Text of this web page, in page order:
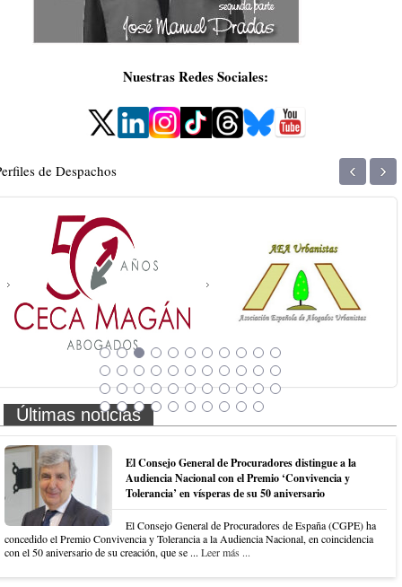
Nuestras Redes Sociales:
de Despachos ‹ ›
Últimas noticias
El Consejo General de Procuradores distingue a la
Audiencia Nacional con el Premio ‘Convivencia y
Tolerancia’ en vísperas de su 50 aniversario
El Consejo General de Procuradores de España (CGPE) ha
concedido el Premio Convivencia y Tolerancia a la Audiencia Nacional, en coincidencia
con el 50 aniversario de su creación, que se ... Leer más ...